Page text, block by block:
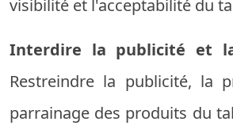
visibilité et l'acceptabilité du
Interdire la publicité et
Restreindre la publicité, la
parrainage des produits du